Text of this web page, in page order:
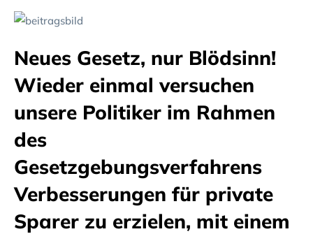
Neues Gesetz, nur Blödsinn!
Wieder einmal versuchen
unsere Politiker im Rahmen
des
Gesetzgebungsverfahrens
Verbesserungen für private
Sparer zu erzielen, mit einem